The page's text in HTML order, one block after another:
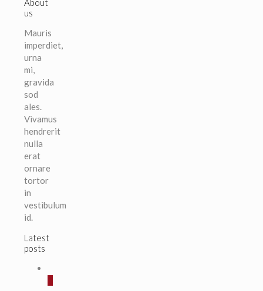
us
Mauris
imperdiet,
urna
mi,
gravida
sod
ales.
Vivamus
hendrerit
nulla
erat
ornare
tortor
in
vestibulum
id.
Latest
posts